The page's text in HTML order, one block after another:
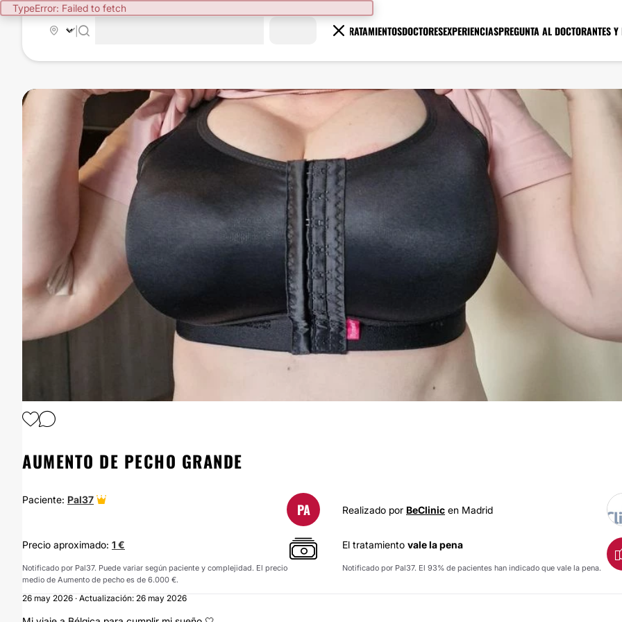
TypeError: Failed to fetch
TRATAMIENTOSDOCTORESEXPERIENCIASPREGUNTA AL DOCTORANTES Y
AUMENTO DE PECHO GRANDE
Paciente: Pal37
PA Realizado por BeClinic en Madrid
Precio aproximado: 1 €
Notificado por Pal37. Puede variar según paciente y complejidad. El precio
medio de Aumento de pecho es de 6.000 €.
El tratamiento vale la pena
Notificado por Pal37. El 93% de pacientes han indicado que vale la pena.
26 may 2026 · Actualización: 26 may 2026